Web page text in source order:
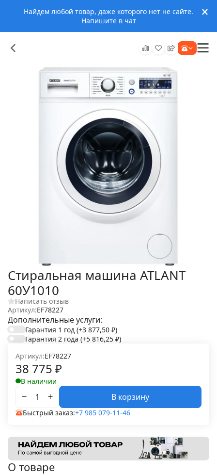
Найдем любой товар, даже которого нет не сайте.
Напишите в чат
Стиральная машина ATLANT
60У1010
Написать отзыв
Артикул:EF78227
Дополнительные услуги:
Гарантия 1 год (+3 877,50 ₽)
Гарантия 2 года (+5 816,25 ₽)
Артикул:EF78227
38 775 ₽
В наличии
В корзину
Быстрый заказ:+7 985 079-11-46
О товаре